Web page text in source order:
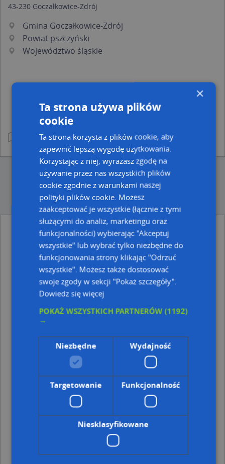
43-230 Goczałkowice-Zdrój
Gmina Goczałkowice-Zdrój
Powiat pszczyński
Województwo śląskie
Ulice w pobliżu
Goczałkowice-Zdrój, Główna, Ulica (43-230)
Goczałkowice-Zdrój, św. Anny, Ulica (43-230)
Goczałkowice-Zdrój, Szkolna, Ulica (43-230)
Najbliższe obszary kodów pocztowych
Kod pocztowy 43-230
Indywidualna Specjalistyczna Praktyka Lekarska, ul.
Powstańców Śląskich 28B, 43-230 Goczałkowice-Zdrój
Adresy w pobliżu
Goczałkowice-Zdrój, Główna 64a, Ulica (43-230) (→ 8 m)
Goczałkowice-Zdrój, Główna 60, Ulica (43-230)
Goczałkowice-Zdrój, Główna 66a, Ulica (43-230)
Goczałkowice-Zdrój, Główna 64, Ulica (43-230)
Goczałkowice-Zdrój, Główna 47, Ulica (43-230)
Goczałkowice-Zdrój, Główna 49, Ulica (43-230)
Goczałkowice-Zdrój, Główna 66, Ulica (43-230)
×
Ta strona używa plików
cookie
Ta strona korzysta z plików cookie, aby
zapewnić lepszą wygodę użytkowania.
Korzystając z niej, wyrażasz zgodę na
używanie przez nas wszystkich plików
cookie zgodnie z warunkami naszej
polityki plików cookie. Możesz
zaakceptować je wszystkie (łącznie z tymi
służącymi do analiz, marketingu oraz
funkcjonalności) wybierając "Akceptuj
wszystkie" lub wybrać tylko niezbędne do
funkcjonowania strony klikając "Odrzuć
wszystkie". Możesz także dostosować
swoje zgody w sekcji "Pokaż szczegóły".
Dowiedz się więcej
POKAŻ WSZYSTKICH PARTNERÓW(1192)
→
Niezbędne Wydajność
Targetowanie Funkcjonalność
Niesklasyfikowane